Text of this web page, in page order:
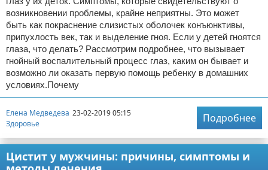
возникновении проблемы, крайне неприятны. Это может
быть как покраснение слизистых оболочек конъюнктивы,
припухлость век, так и выделение гноя. Если у детей гноятся
глаза, что делать? Рассмотрим подробнее, что вызывает
гнойный воспалительный процесс глаз, каким он бывает и
возможно ли оказать первую помощь ребенку в домашних
условиях.Почему
Елена Медведева 23-02-2019 05:15
Здоровье
Подробнее
Цистит у мужчины: причины, симптомы и